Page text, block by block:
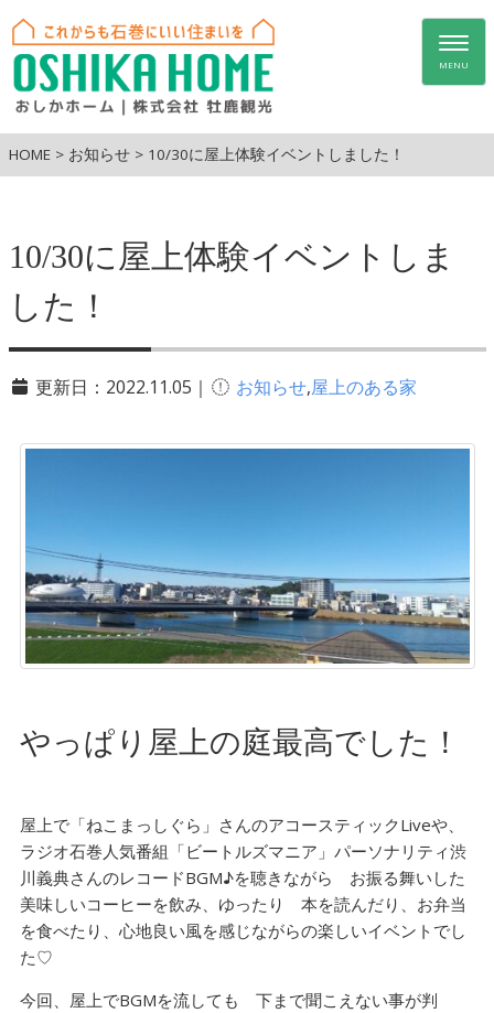
MENU
HOME> お知らせ> 10/30に屋上体験イベントしました！
10/30に屋上体験イベントしま
した！
更新日：2022.11.05｜ お知らせ,屋上のある家
やっぱり屋上の庭最高でした！
屋上で「ねこまっしぐら」さんのアコースティックLiveや、
ラジオ石巻人気番組「ビートルズマニア」パーソナリティ渋
川義典さんのレコードBGM♪を聴きながら お振る舞いした
美味しいコーヒーを飲み、ゆったり 本を読んだり、お弁当
を食べたり、心地良い風を感じながらの楽しいイベントでし
た♡
今回、屋上でBGMを流しても 下まで聞こえない事が判